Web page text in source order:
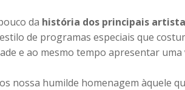
da história dos principais
de programas especiais que
e ao mesmo tempo apresentar
nossa humilde homenagem àquele